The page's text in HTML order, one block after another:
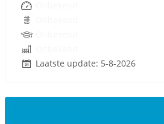
Laatste update: 5-8-2026